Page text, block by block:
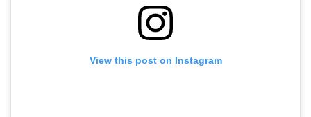
View this post on Instagram